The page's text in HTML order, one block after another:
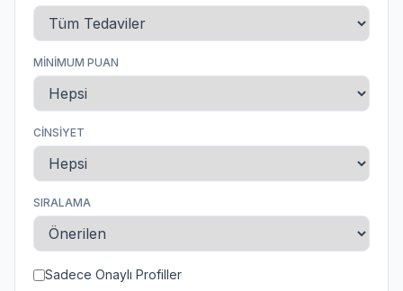
MINIMUM PUAN
CINSIYET
SIRALAMA
Sadece Onaylı Profiller